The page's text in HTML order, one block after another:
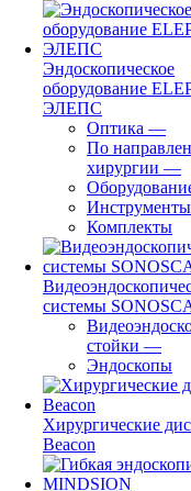
Эндоскопическое
оборудование
ЭЛЕПС
Оптика —
По
хирургии —
Инструменты
Комплекты
системы
стойки —
Эндоскопы
Хирургические
Beacon